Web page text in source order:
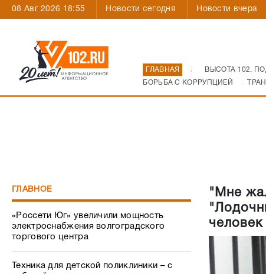
08 Авг 2026 18:55 Новости сегодня Новости вчера
ГЛАВНАЯ ВЫСОТА 102.
БОРЬБА С КОРРУПЦИЕЙ
Техника для детской поликлиники – с
заботой о маленьких пациентах
Как Волгоград пережил атаку
украинских БПЛА: все, что происходило
31 июля